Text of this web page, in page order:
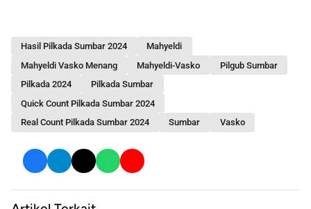
Hasil Pilkada Sumbar 2024
Mahyeldi
Mahyeldi Vasko Menang
Mahyeldi-Vasko
Pilgub Sumbar
Pilkada 2024
Pilkada Sumbar
Quick Count Pilkada Sumbar 2024
Real Count Pilkada Sumbar 2024
Sumbar Vasko